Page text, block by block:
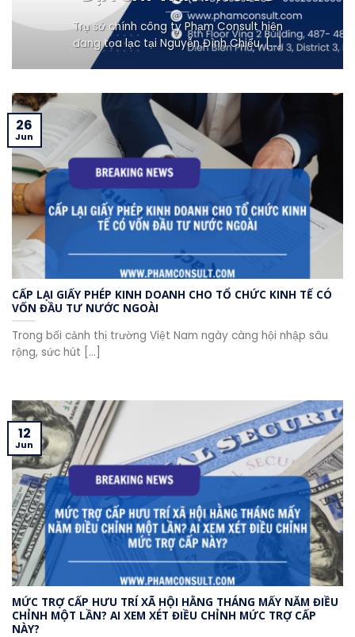
Trụ sở chính công ty Phạm Consult hiện
đang tọa lạc tại Nguyễn Đình Chiểu, [...]
CẤP LẠI GIẤY PHÉP KINH DOANH CHO TỔ CHỨC KINH TẾ CÓ
VỐN ĐẦU TƯ NƯỚC NGOÀI
Trong bối cảnh thị trường Việt Nam ngày càng hội nhập sâu
rộng, sức hút [...]
26
Jun
MỨC TRỢ CẤP HƯU TRÍ XÃ HỘI HẰNG THÁNG MẤY NĂM ĐIỀU
CHỈNH MỘT LẦN? AI XEM XÉT ĐIỀU CHỈNH MỨC TRỢ CẤP
NÀY?
12
Jun